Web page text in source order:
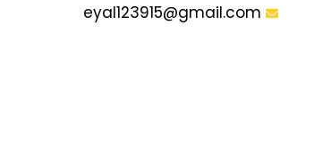
eyal123915@gmail.com